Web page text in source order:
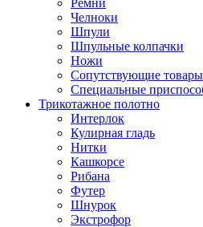
Ремни
Челноки
Шпули
Шпульные колпачки
Ножи
Сопутствующие товары
Специальные
Трикотажное полотно
Интерлок
Кулирная гладь
Нитки
Кашкорсе
Рибана
Футер
Шнурок
Экстрофор